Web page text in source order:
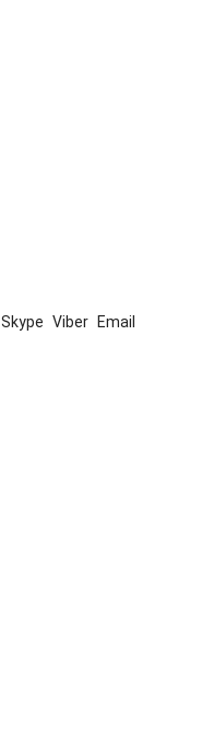
Skype Viber Email